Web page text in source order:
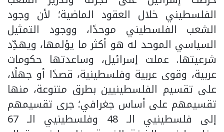
الفلسطيني خلال العقود الماضية؛ لأن وجود
الشعب الفلسطيني موحدًا، ووجود التمثيل
السياسي الموحد له هو أكثر ما يؤلمها، ويهدِّد
شرعيتها. عملت إسرائيل، وساعدتها حكومات
عربية، وقوى عربية وفلسطينية، قصدًا أو جهلًا،
على تقسيم الفلسطينيين بطرق متنوعة، منها
تقسيمهم على أساس جغرافي؛ جرى تقسيمهم
إلى فلسطينيي الـ 48 وفلسطينيي الـ 67